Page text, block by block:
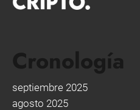
Cronología
septiembre 2025
agosto 2025